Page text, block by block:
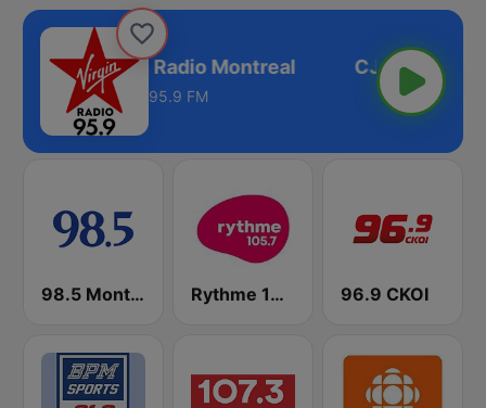
95.9 Virgin Radio Montreal
95.9 FM
98.5 Montréal Rythme 105.7 FM 96.9 CKOI